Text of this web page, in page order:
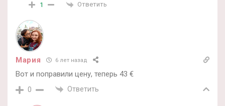
1 Ответить
Мария 6 лет назад
Вот и поправили цену, теперь 43 €
0 Ответить